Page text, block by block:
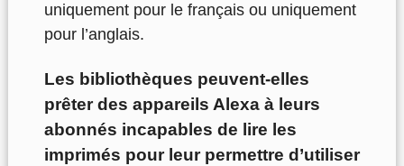
uniquement pour le français ou uniquement
pour l’anglais.
Les bibliothèques peuvent-elles
prêter des appareils Alexa à leurs
abonnés incapables de lire les
imprimés pour leur permettre d’utiliser